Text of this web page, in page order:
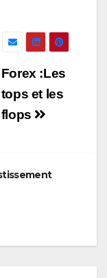
Forex :Les
tops et les
flops